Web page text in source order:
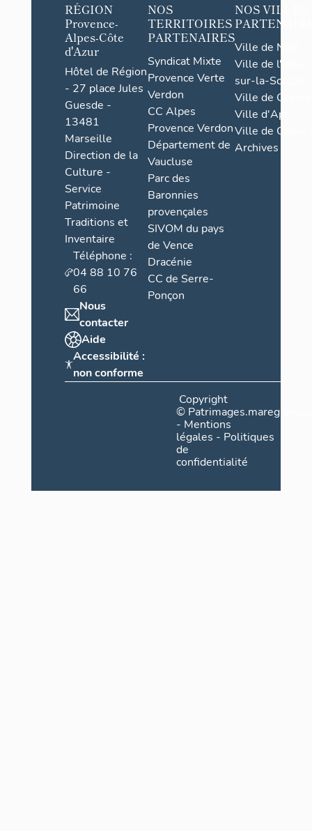
RÉGION
Provence-
Alpes-Côte
d'Azur
Hôtel de Région
- 27 place Jules
Guesde -
13481
Marseille
Direction de la
Culture -
Service
Patrimoine
Traditions et
Inventaire
Téléphone :
04 88 10 76
66
Nous
contacter
Aide
Accessibilité :
non conforme
NOS
TERRITOIRES
PARTENAIRES
Syndicat Mixte
Provence Verte
Verdon
CC Alpes
Provence Verdon
Département de
Vaucluse
Parc des
Baronnies
provençales
SIVOM du pays
de Vence
Dracénie
CC de Serre-
Ponçon
NOS VILLES
Ville de Nice
Ville de l'Isle-
sur-la-Sorgue
Ville de Grasse
Ville d'Apt
Ville de
Archives
Copyright
©
- Mentions
légales - Politiques
de
confidentialité